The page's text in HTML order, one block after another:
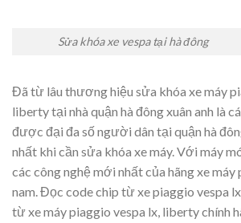
Sửa khóa xe vespa tại hà đông
Đã từ lâu thương hiệu sửa khóa xe máy
liberty tại nhà quận hà đông xuân anh là
được đại đa số người dân tại quận hà
nhất khi cần sửa khóa xe máy. Với máy
các công nghệ mới nhất của hãng xe
nam. Đọc code chip từ xe piaggio vespa
từ xe máy piaggio vespa lx, liberty chính